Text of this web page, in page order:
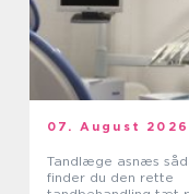
07. August 2026
Tandlæge asnæs sådan
finder du den rette